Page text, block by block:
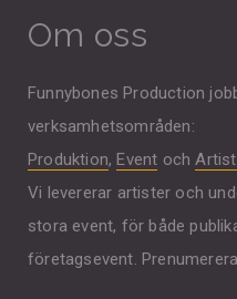
Om oss
Funnybones Production
verksamhetsområden:
Produktion, Event och
Vi levererar artister och
stora event, för både
företagsevent.